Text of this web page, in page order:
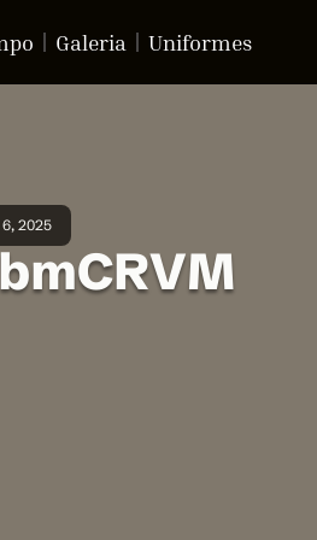
Galeria Uniformes
2025